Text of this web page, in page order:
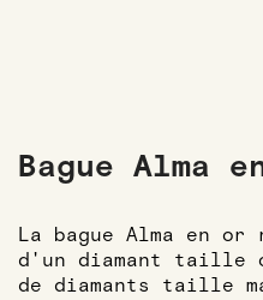
Bague Alma
La bague Alma en
d'un diamant taille
de diamants taille